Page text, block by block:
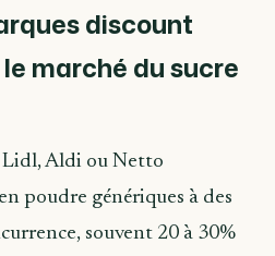
discount
marché du sucre
Lidl, Aldi ou Netto
poudre génériques à des
souvent 20 à 30%